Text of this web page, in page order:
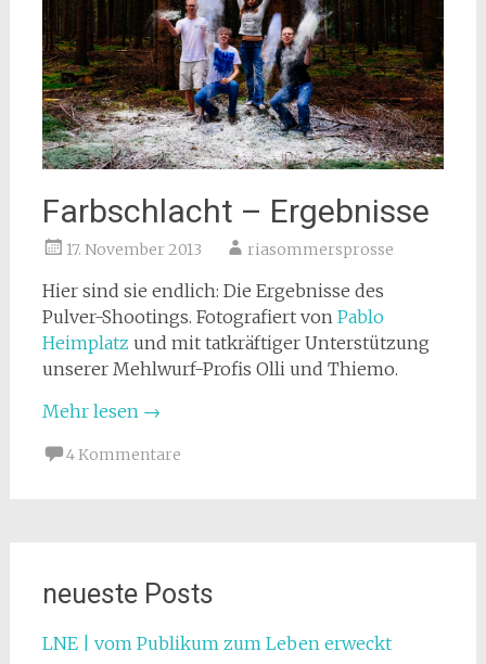
Farbschlacht – Ergebnisse
17. November 2013 riasommersprosse
Hier sind sie endlich: Die Ergebnisse des
Pulver-Shootings. Fotografiert von Pablo
Heimplatz und mit tatkräftiger Unterstützung
unserer Mehlwurf-Profis Olli und Thiemo.
Mehr lesen →
4 Kommentare
neueste Posts
LNE | vom Publikum zum Leben erweckt